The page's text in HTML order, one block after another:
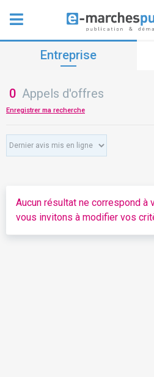
Entreprise
0 Appels d'offres
Enregistrer ma recherche
Aucun résultat ne correspond à
vous invitons à modifier vos